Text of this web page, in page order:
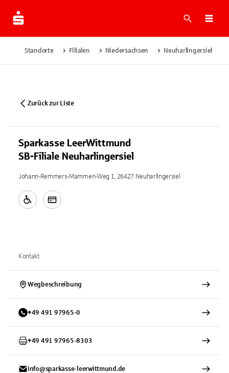
Suche
Standorte Filialen Niedersachsen Neuharlingersiel
Zurück zur Liste
Sparkasse LeerWittmund
SB-Filiale Neuharlingersiel
Johann-Remmers-Mammen-Weg 1, 26427 Neuharlingersiel
Kontakt
Wegbeschreibung
+49 491 97965-0
+49 491 97965-8303
info@sparkasse-leerwittmund.de